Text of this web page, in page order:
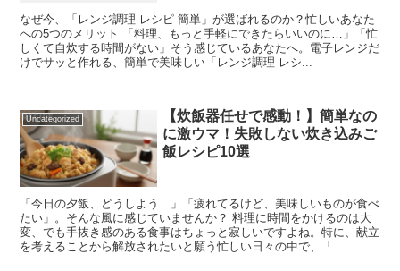
なぜ今、「レンジ調理 レシピ 簡単」が選ばれるのか？忙しいあなた
への5つのメリット 「料理、もっと手軽にできたらいいのに…」「忙
しくて自炊する時間がない」そう感じているあなたへ。電子レンジだ
けでサッと作れる、簡単で美味しい「レンジ調理 レシ...
Uncategorized
【炊飯器任せで感動！】簡単なの
に激ウマ！失敗しない炊き込みご
飯レシピ10選
「今日の夕飯、どうしよう…」「疲れてるけど、美味しいものが食べ
たい」。そんな風に感じていませんか？ 料理に時間をかけるのは大
変、でも手抜き感のある食事はちょっと寂しいですよね。特に、献立
を考えることから解放されたいと願う忙しい日々の中で、「...